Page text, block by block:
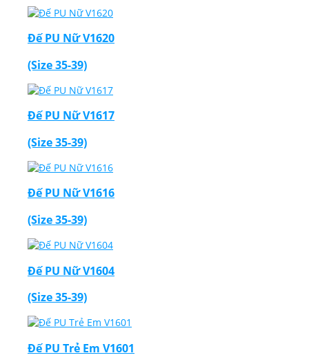
Đế PU Nữ V1620
(Size 35-39)
Đế PU Nữ V1617
(Size 35-39)
Đế PU Nữ V1616
(Size 35-39)
Đế PU Nữ V1604
(Size 35-39)
Đế PU Trẻ Em V1601